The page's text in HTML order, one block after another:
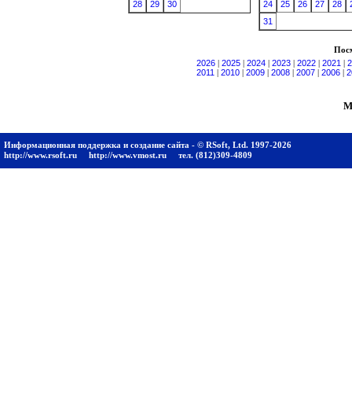
28 29 30 24 25 26 27 28
31
2026
2025 2024 2023 2022 2021
2011
2010 2009 2008 2007 2006
Информационная поддержка и создание сайта - © RSoft, Ltd. 1997-2026
http://www.rsoft.ru
http://www.vmost.ru тел. (812)309-4809